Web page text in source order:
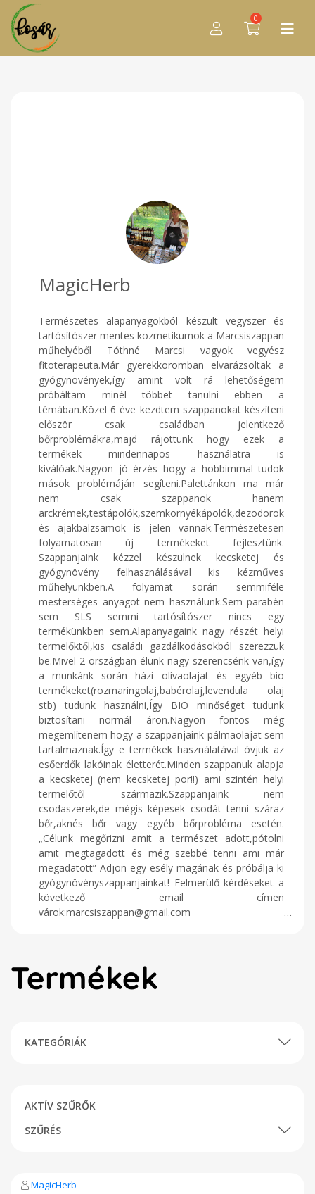
0
MagicHerb
Természetes alapanyagokból készült vegyszer és
tartósítószer mentes kozmetikumok a Marcsiszappan
műhelyéből Tóthné Marcsi vagyok vegyész
fitoterapeuta.Már gyerekkoromban elvarázsoltak a
gyógynövények,így amint volt rá lehetőségem
próbáltam minél többet tanulni ebben a
témában.Közel 6 éve kezdtem szappanokat készíteni
először csak családban jelentkező
bőrproblémákra,majd rájöttünk hogy ezek a
termékek mindennapos használatra is
kiválóak.Nagyon jó érzés hogy a hobbimmal tudok
mások problémáján segíteni.Palettánkon ma már
nem csak szappanok hanem
arckrémek,testápolók,szemkörnyékápolók,dezodorok
és ajakbalzsamok is jelen vannak.Természetesen
folyamatosan új termékeket fejlesztünk.
Szappanjaink kézzel készülnek kecsketej és
gyógynövény felhasználásával kis kézműves
műhelyünkben.A folyamat során semmiféle
mesterséges anyagot nem használunk.Sem parabén
sem SLS semmi tartósítószer nincs egy
termékünkben sem.Alapanyagaink nagy részét helyi
termelőktől,kis családi gazdálkodásokból szerezzük
be.Mivel 2 országban élünk nagy szerencsénk van,így
a munkánk során házi olívaolajat és egyéb bio
termékeket(rozmaringolaj,babérolaj,levendula olaj
stb) tudunk használni,Így BIO minőséget tudunk
biztosítani normál áron.Nagyon fontos még
megemlítenem hogy a szappanjaink pálmaolajat sem
tartalmaznak.Így e termékek használatával óvjuk az
esőerdők lakóinak életterét.Minden szappanuk alapja
a kecsketej (nem kecsketej por!!) ami szintén helyi
termelőtől származik.Szappanjaink nem
csodaszerek,de mégis képesek csodát tenni száraz
bőr,aknés bőr vagy egyéb bőrprobléma esetén.
„Célunk megőrizni amit a természet adott,pótolni
amit megtagadott és még szebbé tenni ami már
megadatott” Adjon egy esély magának és próbálja ki
gyógynövényszappanjainkat! Felmerülő kérdéseket a
következő email címen
várok:marcsiszappan@gmail.com
Termékek
KATEGÓRIÁK
AKTÍV SZŰRŐK
SZŰRÉS
MagicHerb